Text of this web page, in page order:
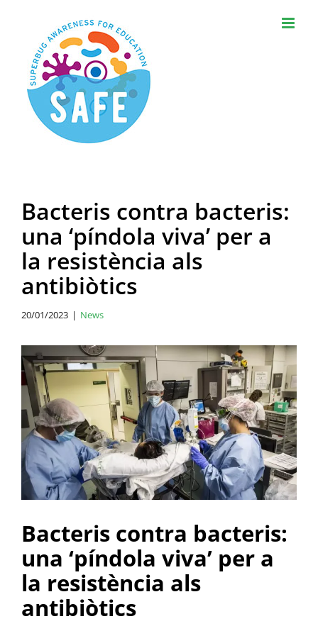
content
Bacteris contra bacteris:
una ‘píndola viva’ per a
la resistència als
antibiòtics
20/01/2023 | News
View
Larger
Image
Bacteris contra bacteris:
una ‘píndola viva’ per a
la resistència als
antibiòtics